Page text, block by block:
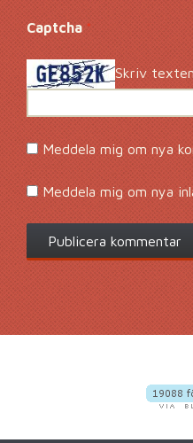
Captcha *
Skriv
Meddela mig om nya
Meddela mig om nya